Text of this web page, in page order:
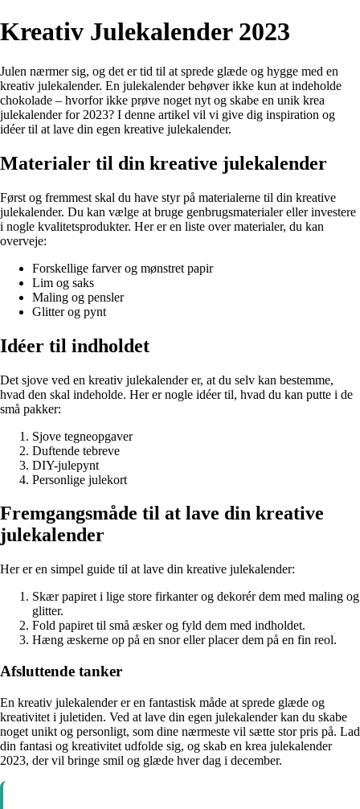
Kreativ Julekalender 2023
Julen nærmer sig, og det er tid til at sprede glæde og hygge med en
kreativ julekalender. En julekalender behøver ikke kun at indeholde
chokolade – hvorfor ikke prøve noget nyt og skabe en unik krea
julekalender for 2023? I denne artikel vil vi give dig inspiration og
idéer til at lave din egen kreative julekalender.
Materialer til din kreative julekalender
Først og fremmest skal du have styr på materialerne til din kreative
julekalender. Du kan vælge at bruge genbrugsmaterialer eller investere
i nogle kvalitetsprodukter. Her er en liste over materialer, du kan
overveje:
Forskellige farver og mønstret papir
Lim og saks
Maling og pensler
Glitter og pynt
Idéer til indholdet
Det sjove ved en kreativ julekalender er, at du selv kan bestemme,
hvad den skal indeholde. Her er nogle idéer til, hvad du kan putte i de
små pakker:
Sjove tegneopgaver
Duftende tebreve
DIY-julepynt
Personlige julekort
Fremgangsmåde til at lave din kreative
julekalender
Her er en simpel guide til at lave din kreative julekalender:
Skær papiret i lige store firkanter og dekorér dem med maling og
glitter.
Fold papiret til små æsker og fyld dem med indholdet.
Hæng æskerne op på en snor eller placer dem på en fin reol.
Afsluttende tanker
En kreativ julekalender er en fantastisk måde at sprede glæde og
kreativitet i juletiden. Ved at lave din egen julekalender kan du skabe
noget unikt og personligt, som dine nærmeste vil sætte stor pris på. Lad
din fantasi og kreativitet udfolde sig, og skab en krea julekalender
2023, der vil bringe smil og glæde hver dag i december.